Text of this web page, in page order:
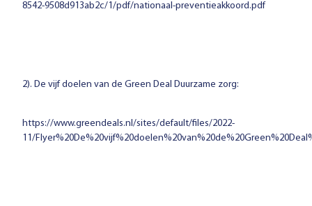
8542-9508d913ab2c/1/pdf/nationaal-preventieakkoord.pdf
2). De vijf doelen van de Green Deal Duurzame zorg:
https://www.greendeals.nl/sites/default/files/2022-
11/